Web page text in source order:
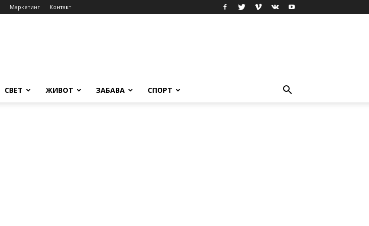
Маркетинг Контакт
СВЕТ ЖИВОТ ЗАБАВА СПОРТ